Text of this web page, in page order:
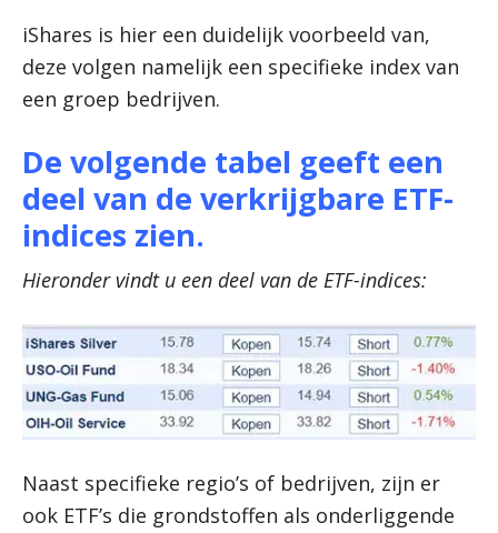
iShares is hier een duidelijk voorbeeld van,
deze volgen namelijk een specifieke index van
een groep bedrijven.
De volgende tabel geeft een
deel van de verkrijgbare ETF-
indices zien.
Hieronder vindt u een deel van de ETF-indices:
Naast specifieke regio’s of bedrijven, zijn er
ook ETF’s die grondstoffen als onderliggende